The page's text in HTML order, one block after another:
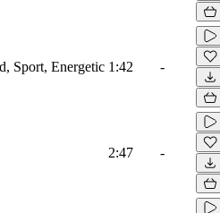
Sport, Energetic 1:42 -
2:47 -